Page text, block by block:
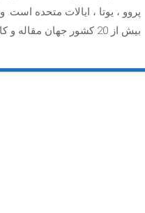
پروو ، یوتا ، ایالات متحده
بیش از 20 کشور جهان مقاله و کارگاه تدریس و ارائه […]